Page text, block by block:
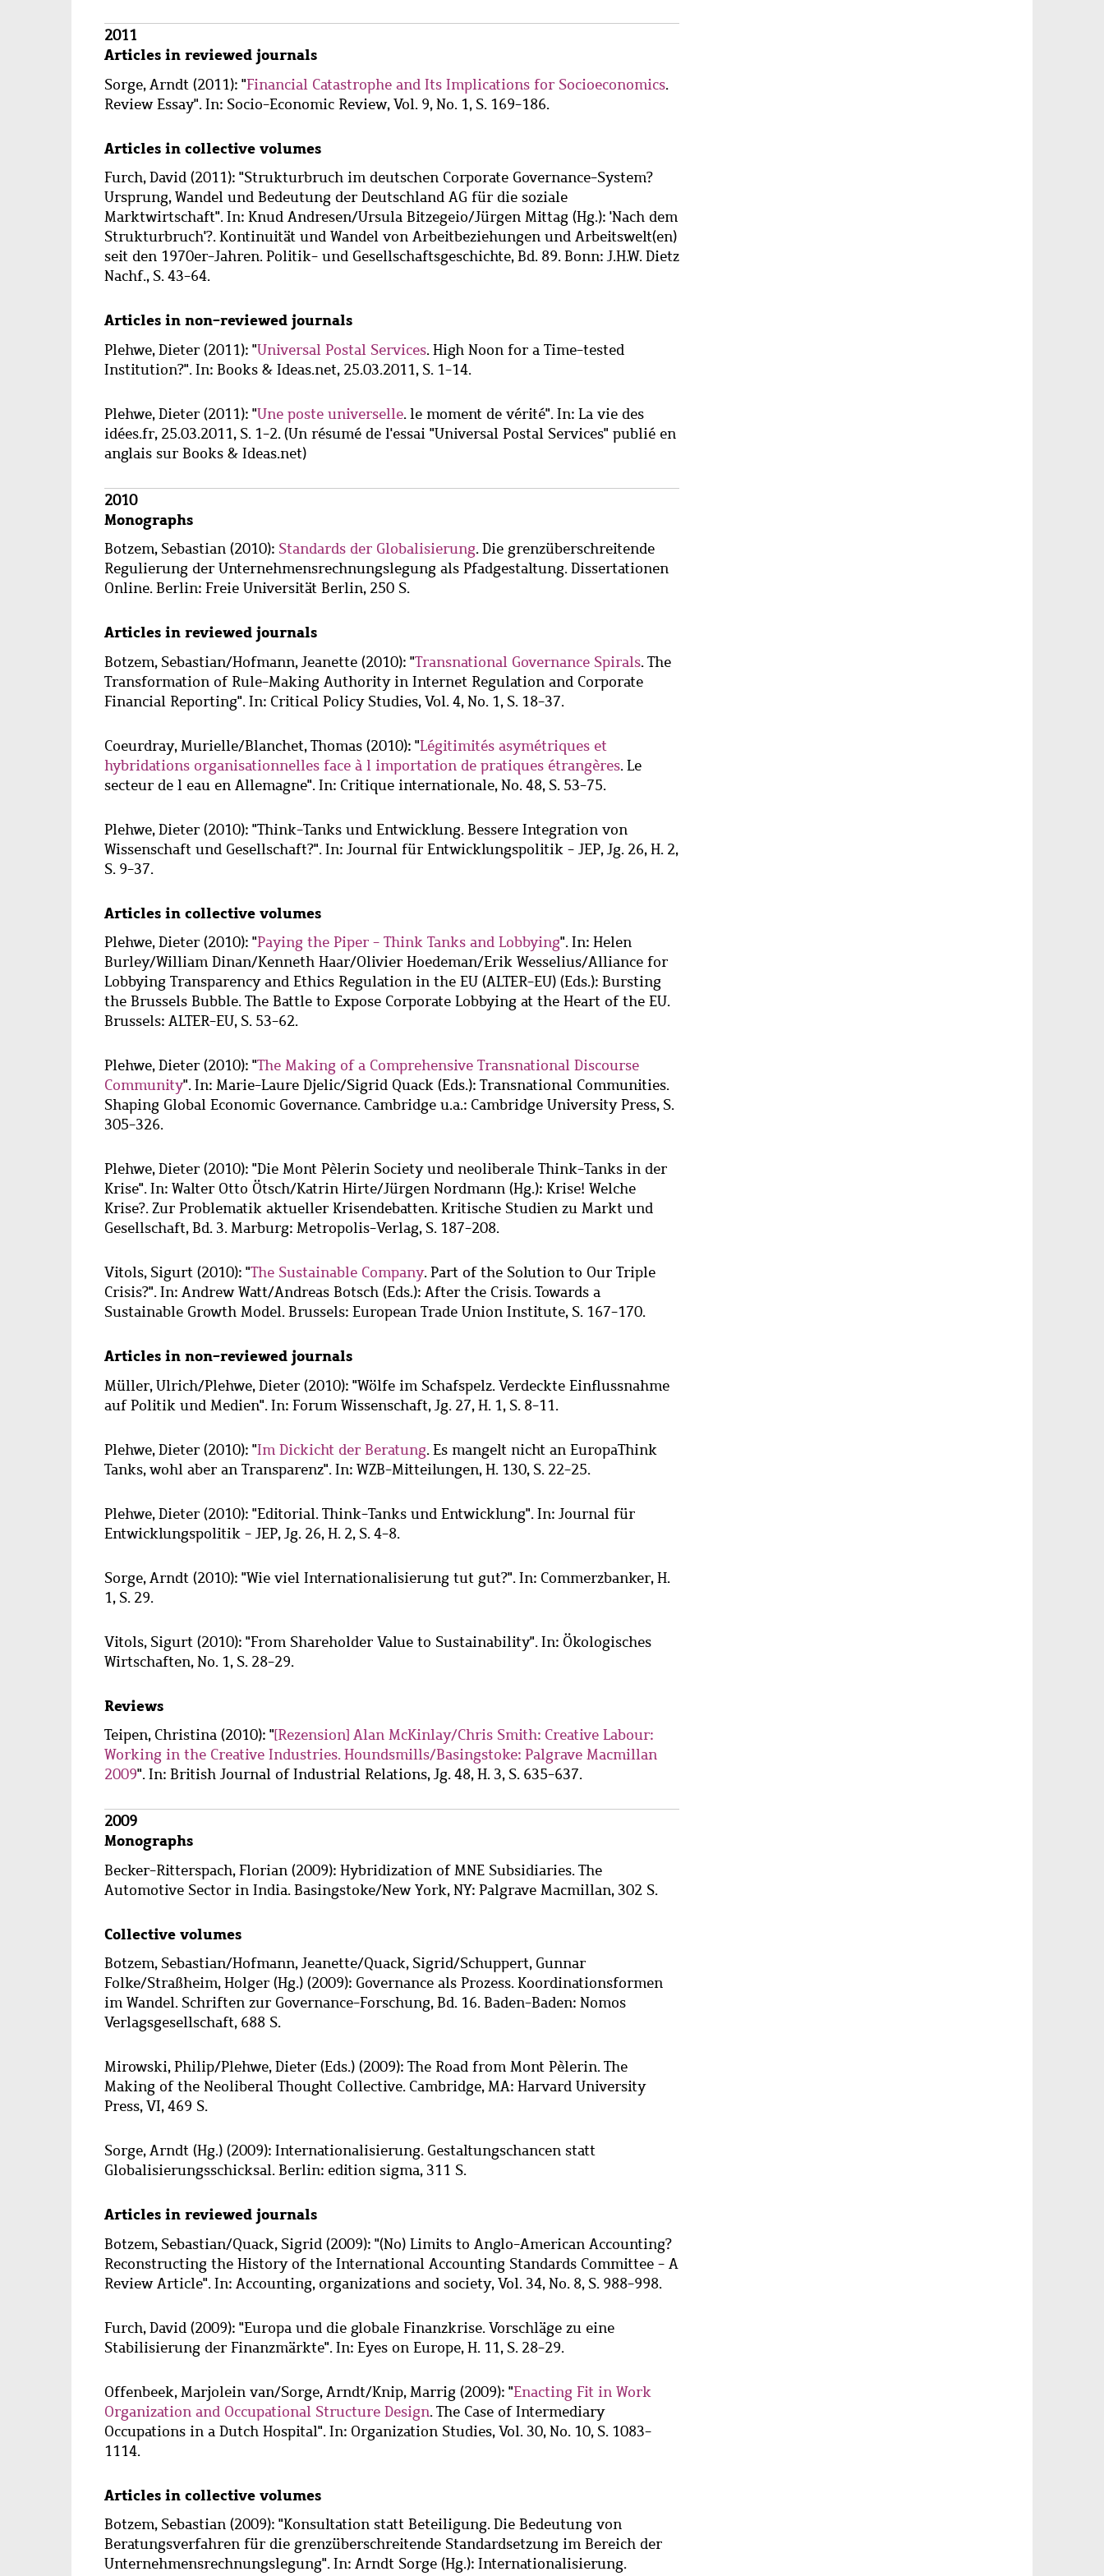
Wzbaktiv
2011
Articles in reviewed journals
Sorge, Arndt (2011): "Financial Catastrophe and Its Implications for Socioeconomics.
Review Essay". In: Socio-Economic Review, Vol. 9, No. 1, S. 169-186.
Articles in collective volumes
Furch, David (2011): "Strukturbruch im deutschen Corporate Governance-System?
Ursprung, Wandel und Bedeutung der Deutschland AG für die soziale
Marktwirtschaft". In: Knud Andresen/Ursula Bitzegeio/Jürgen Mittag (Hg.): 'Nach dem
Strukturbruch'?. Kontinuität und Wandel von Arbeitbeziehungen und Arbeitswelt(en)
seit den 1970er-Jahren. Politik- und Gesellschaftsgeschichte, Bd. 89. Bonn: J.H.W. Dietz
Nachf., S. 43-64.
Articles in non-reviewed journals
Plehwe, Dieter (2011): "Universal Postal Services. High Noon for a Time-tested
Institution?". In: Books & Ideas.net, 25.03.2011, S. 1-14.
Plehwe, Dieter (2011): "Une poste universelle. le moment de vérité". In: La vie des
idées.fr, 25.03.2011, S. 1-2. (Un résumé de l'essai "Universal Postal Services" publié en
anglais sur Books & Ideas.net)
2010
Monographs
Botzem, Sebastian (2010): Standards der Globalisierung. Die grenzüberschreitende
Regulierung der Unternehmensrechnungslegung als Pfadgestaltung. Dissertationen
Online. Berlin: Freie Universität Berlin, 250 S.
Articles in reviewed journals
Botzem, Sebastian/Hofmann, Jeanette (2010): "Transnational Governance Spirals. The
Transformation of Rule-Making Authority in Internet Regulation and Corporate
Financial Reporting". In: Critical Policy Studies, Vol. 4, No. 1, S. 18-37.
Coeurdray, Murielle/Blanchet, Thomas (2010): "Légitimités asymétriques et
hybridations organisationnelles face à l importation de pratiques étrangères. Le
secteur de l eau en Allemagne". In: Critique internationale, No. 48, S. 53-75.
Plehwe, Dieter (2010): "Think-Tanks und Entwicklung. Bessere Integration von
Wissenschaft und Gesellschaft?". In: Journal für Entwicklungspolitik - JEP, Jg. 26, H. 2,
S. 9-37.
Articles in collective volumes
Plehwe, Dieter (2010): "Paying the Piper - Think Tanks and Lobbying". In: Helen
Burley/William Dinan/Kenneth Haar/Olivier Hoedeman/Erik Wesselius/Alliance for
Lobbying Transparency and Ethics Regulation in the EU (ALTER-EU) (Eds.): Bursting
the Brussels Bubble. The Battle to Expose Corporate Lobbying at the Heart of the EU.
Brussels: ALTER-EU, S. 53-62.
Plehwe, Dieter (2010): "The Making of a Comprehensive Transnational Discourse
Community". In: Marie-Laure Djelic/Sigrid Quack (Eds.): Transnational Communities.
Shaping Global Economic Governance. Cambridge u.a.: Cambridge University Press, S.
305-326.
Plehwe, Dieter (2010): "Die Mont Pèlerin Society und neoliberale Think-Tanks in der
Krise". In: Walter Otto Ötsch/Katrin Hirte/Jürgen Nordmann (Hg.): Krise! Welche
Krise?. Zur Problematik aktueller Krisendebatten. Kritische Studien zu Markt und
Gesellschaft, Bd. 3. Marburg: Metropolis-Verlag, S. 187-208.
Vitols, Sigurt (2010): "The Sustainable Company. Part of the Solution to Our Triple
Crisis?". In: Andrew Watt/Andreas Botsch (Eds.): After the Crisis. Towards a
Sustainable Growth Model. Brussels: European Trade Union Institute, S. 167-170.
Articles in non-reviewed journals
Müller, Ulrich/Plehwe, Dieter (2010): "Wölfe im Schafspelz. Verdeckte Einflussnahme
auf Politik und Medien". In: Forum Wissenschaft, Jg. 27, H. 1, S. 8-11.
Plehwe, Dieter (2010): "Im Dickicht der Beratung. Es mangelt nicht an EuropaThink
Tanks, wohl aber an Transparenz". In: WZB-Mitteilungen, H. 130, S. 22-25.
Plehwe, Dieter (2010): "Editorial. Think-Tanks und Entwicklung". In: Journal für
Entwicklungspolitik - JEP, Jg. 26, H. 2, S. 4-8.
Sorge, Arndt (2010): "Wie viel Internationalisierung tut gut?". In: Commerzbanker, H.
1, S. 29.
Vitols, Sigurt (2010): "From Shareholder Value to Sustainability". In: Ökologisches
Wirtschaften, No. 1, S. 28-29.
Reviews
Teipen, Christina (2010): "[Rezension] Alan McKinlay/Chris Smith: Creative Labour:
Working in the Creative Industries. Houndsmills/Basingstoke: Palgrave Macmillan
2009". In: British Journal of Industrial Relations, Jg. 48, H. 3, S. 635-637.
2009
Monographs
Becker-Ritterspach, Florian (2009): Hybridization of MNE Subsidiaries. The
Automotive Sector in India. Basingstoke/New York, NY: Palgrave Macmillan, 302 S.
Collective volumes
Botzem, Sebastian/Hofmann, Jeanette/Quack, Sigrid/Schuppert, Gunnar
Folke/Straßheim, Holger (Hg.) (2009): Governance als Prozess. Koordinationsformen
im Wandel. Schriften zur Governance-Forschung, Bd. 16. Baden-Baden: Nomos
Verlagsgesellschaft, 688 S.
Mirowski, Philip/Plehwe, Dieter (Eds.) (2009): The Road from Mont Pèlerin. The
Making of the Neoliberal Thought Collective. Cambridge, MA: Harvard University
Press, VI, 469 S.
Sorge, Arndt (Hg.) (2009): Internationalisierung. Gestaltungschancen statt
Globalisierungsschicksal. Berlin: edition sigma, 311 S.
Articles in reviewed journals
Botzem, Sebastian/Quack, Sigrid (2009): "(No) Limits to Anglo-American Accounting?
Reconstructing the History of the International Accounting Standards Committee - A
Review Article". In: Accounting, organizations and society, Vol. 34, No. 8, S. 988-998.
Furch, David (2009): "Europa und die globale Finanzkrise. Vorschläge zu eine
Stabilisierung der Finanzmärkte". In: Eyes on Europe, H. 11, S. 28-29.
Offenbeek, Marjolein van/Sorge, Arndt/Knip, Marrig (2009): "Enacting Fit in Work
Organization and Occupational Structure Design. The Case of Intermediary
Occupations in a Dutch Hospital". In: Organization Studies, Vol. 30, No. 10, S. 1083-
1114.
Articles in collective volumes
Botzem, Sebastian (2009): "Konsultation statt Beteiligung. Die Bedeutung von
Beratungsverfahren für die grenzüberschreitende Standardsetzung im Bereich der
Unternehmensrechnungslegung". In: Arndt Sorge (Hg.): Internationalisierung.